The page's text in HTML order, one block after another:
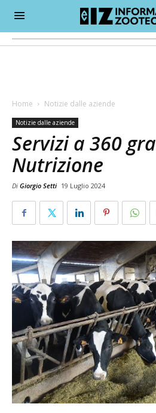
Home Notizie dalle aziende
Notizie dalle aziende
Servizi a 360
Nutrizione
Di Giorgio Setti 19 Luglio 2024